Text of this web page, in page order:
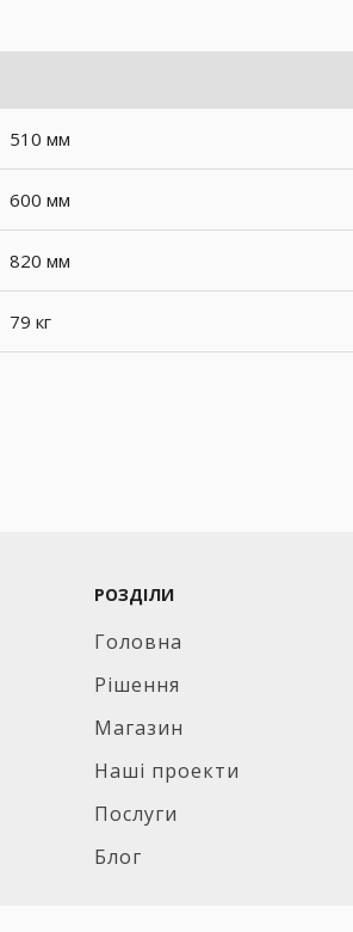
510 мм
600 мм
820 мм
79 кг
РОЗДІЛИ
Головна
Рішення
Магазин
Наші проекти
Послуги
Блог